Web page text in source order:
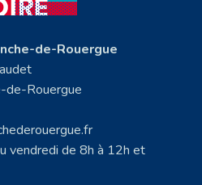
de-Rouergue
de-Rouergue
vendredi de 8h à 12h et